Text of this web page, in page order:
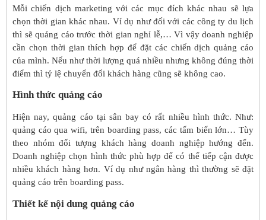
Mỗi chiến dịch marketing với các mục đích khác nhau sẽ lựa
chọn thời gian khác nhau. Ví dụ như đối với các công ty du lịch
thì sẽ quảng cáo trước thời gian nghỉ lễ,… Vì vậy doanh nghiệp
cần chọn thời gian thích hợp để đặt các chiến dịch quảng cáo
của mình. Nếu như thời lượng quá nhiều nhưng không đúng thời
điểm thì tỷ lệ chuyển đổi khách hàng cũng sẽ không cao.
Hình thức quảng cáo
Hiện nay, quảng cáo tại sân bay có rất nhiều hình thức. Như:
quảng cáo qua wifi, trên boarding pass, các tấm biển lớn… Tùy
theo nhóm đối tượng khách hàng doanh nghiệp hướng đến.
Doanh nghiệp chọn hình thức phù hợp để có thể tiếp cận được
nhiều khách hàng hơn. Ví dụ như ngân hàng thì thường sẽ đặt
quảng cáo trên boarding pass.
Thiết kế nội dung quảng cáo